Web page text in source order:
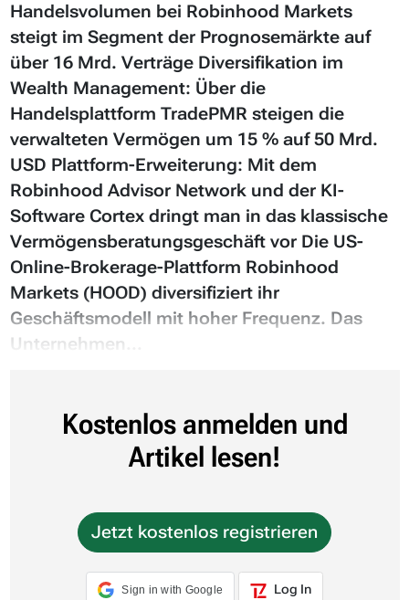
Handelsvolumen bei Robinhood Markets
steigt im Segment der Prognosemärkte auf
über 16 Mrd. Verträge Diversifikation im
Wealth Management: Über die
Handelsplattform TradePMR steigen die
verwalteten Vermögen um 15 % auf 50 Mrd.
USD Plattform-Erweiterung: Mit dem
Robinhood Advisor Network und der KI-
Software Cortex dringt man in das klassische
Vermögensberatungsgeschäft vor Die US-
Online-Brokerage-Plattform Robinhood
Markets (HOOD) diversifiziert ihr
Geschäftsmodell mit hoher Frequenz. Das
Unternehmen...
Kostenlos anmelden und
Artikel lesen!
Jetzt kostenlos registrieren
Sign in with Google Log In